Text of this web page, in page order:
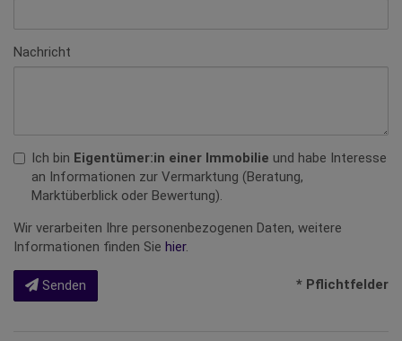
Nachricht
Ich bin Eigentümer:in einer Immobilie und habe Interesse
an Informationen zur Vermarktung (Beratung,
Marktüberblick oder Bewertung).
Wir verarbeiten Ihre personenbezogenen Daten, weitere
Informationen finden Sie hier.
Senden * Pflichtfelder